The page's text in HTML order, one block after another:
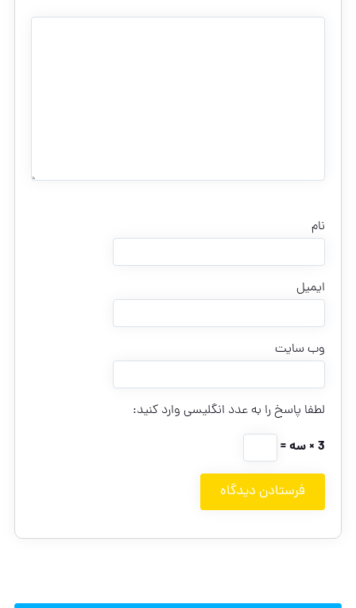
نام
ایمیل
وب‌ سایت
لطفا پاسخ را به عدد انگلیسی وارد کنید:
3 × سه =